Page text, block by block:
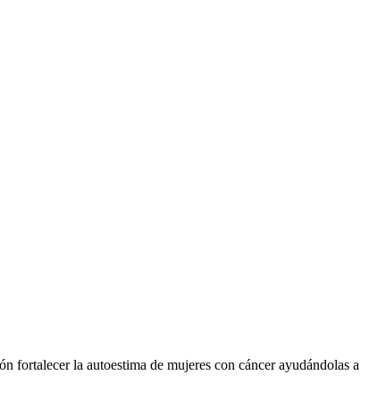
fortalecer la autoestima de mujeres con cáncer ayudándolas a